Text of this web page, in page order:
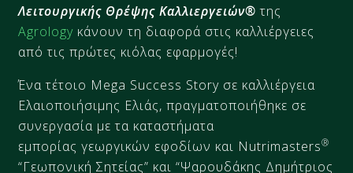
Λειτουργικής Θρέψης Καλλιεργειών® της
Agrology κάνουν τη διαφορά στις καλλιέργειες
από τις πρώτες κιόλας εφαρμογές!
Ένα τέτοιο Mega Success Story σε καλλιέργεια
Ελαιοποιήσιμης Ελιάς​, πραγματοποιήθηκε σε
συνεργασία με τα καταστήματα
εμπορίας γεωργικών εφοδίων και Nutrimasters®
“Γεωπονική Σητείας​​​​” και “Ψαρουδάκης Δημήτριος​​​​